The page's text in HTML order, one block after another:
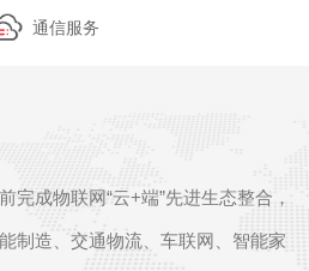
通信服务
完成物联网“云+端”先进生态整合，
制造、交通物流、车联网、智能家